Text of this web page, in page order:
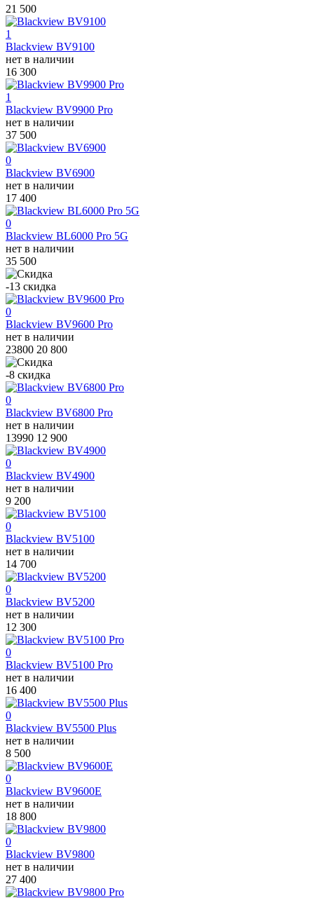
21 500
1
Blackview BV9100
нет в наличии
16 300
1
Blackview BV9900 Pro
нет в наличии
37 500
0
Blackview BV6900
нет в наличии
17 400
0
Blackview BL6000 Pro 5G
нет в наличии
35 500
-13 скидка
0
Blackview BV9600 Pro
нет в наличии
23800 20 800
-8 скидка
0
Blackview BV6800 Pro
нет в наличии
13990 12 900
0
Blackview BV4900
нет в наличии
9 200
0
Blackview BV5100
нет в наличии
14 700
0
Blackview BV5200
нет в наличии
12 300
0
Blackview BV5100 Pro
нет в наличии
16 400
0
Blackview BV5500 Plus
нет в наличии
8 500
0
Blackview BV9600E
нет в наличии
18 800
0
Blackview BV9800
нет в наличии
27 400